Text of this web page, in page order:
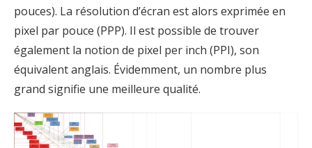
pouces). La résolution d’écran est alors exprimée en
pixel par pouce (PPP). Il est possible de trouver
également la notion de pixel per inch (PPI), son
équivalent anglais. Évidemment, un nombre plus
grand signifie une meilleure qualité.